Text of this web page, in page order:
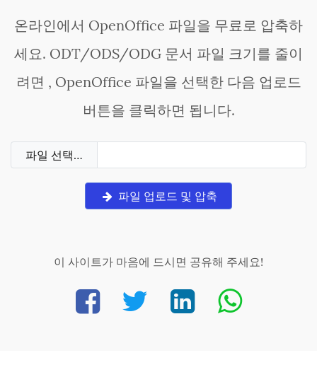
온라인에서 OpenOffice 파일을 무료로 압축하
세요. ODT/ODS/ODG 문서 파일 크기를 줄이
려면 , OpenOffice 파일을 선택한 다음 업로드
버튼을 클릭하면 됩니다.
파일 선택…
파일 업로드 및 압축
이 사이트가 마음에 드시면 공유해 주세요!